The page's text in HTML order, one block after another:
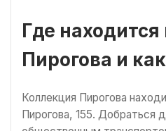
Где находится
Пирогова и
Коллекция Пирогова
Пирогова, 155. Добраться